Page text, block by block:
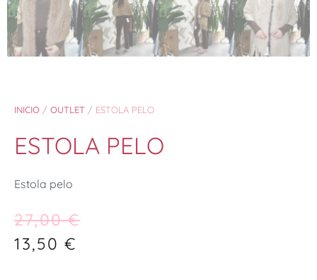
INICIO / OUTLET / ESTOLA PELO
ESTOLA PELO
Estola pelo
27,00€
13,50€